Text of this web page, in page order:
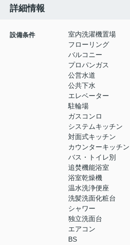
詳細情報
設備条件
室内洗濯機置場
フローリング
バルコニー
プロパンガス
公営水道
公共下水
エレベーター
駐輪場
ガスコンロ
システムキッチン
対面式キッチン
カウンターキッチン
バス・トイレ別
追焚機能浴室
浴室乾燥機
温水洗浄便座
洗髪洗面化粧台
シャワー
独立洗面台
エアコン
BS